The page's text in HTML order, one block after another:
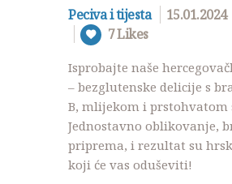
Peciva i tijesta
15.01.2024
7Likes
Isprobajte naše
– bezglutenske delicije s
B, mlijekom i prstohvatom
Jednostavno oblikovanje,
priprema, i rezultat su
koji će vas oduševiti!